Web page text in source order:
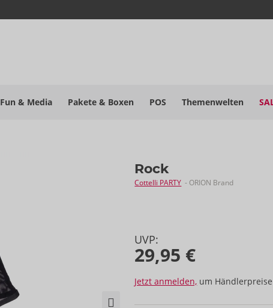
Fun & Media Pakete & Boxen POS Themenwelten
Rock
Cottelli PARTY - ORION Brand
UVP:
29,95 €
Jetzt anmelden, um